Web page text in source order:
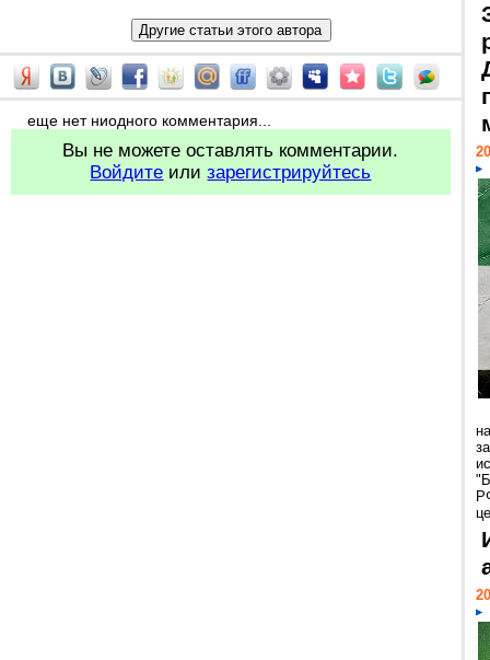
еще нет ниодного комментария...
Вы не можете оставлять комментарии.
Войдите илизарегистрируйтесь